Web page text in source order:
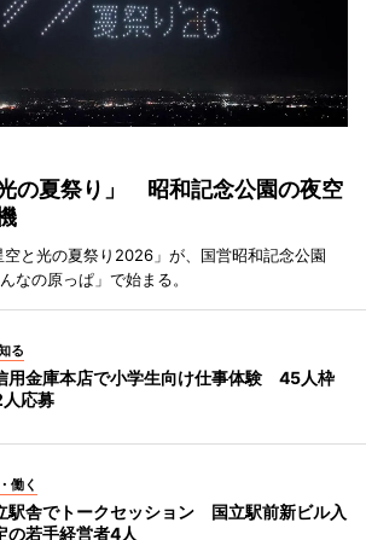
の夏祭り」 昭和記念公園の夜空
と光の夏祭り2026」が、国営昭和記念公園
なの原っぱ」で始まる。
る
用金庫本店で小学生向け仕事体験 45人枠
応募
働く
駅舎でトークセッション 国立駅前新ビル入
の若手経営者4人